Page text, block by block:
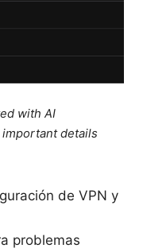
with AI
details
de VPN y
problemas